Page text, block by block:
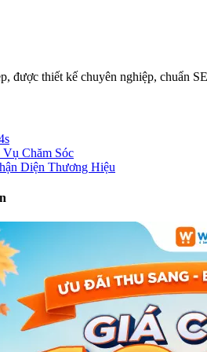
được thiết kế chuyên nghiệp, chuẩn
Chăm Sóc
Diện Thương Hiệu